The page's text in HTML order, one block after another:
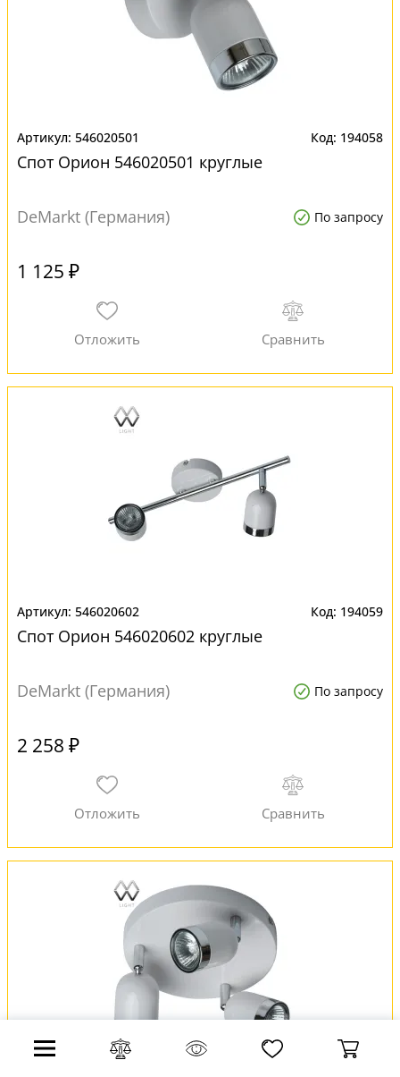
546020501 194058
Спот Орион 546020501 круглые
DeMarkt (Германия) По запросу
1 125 ₽
546020602 194059
Спот Орион 546020602 круглые
DeMarkt (Германия) По запросу
2 258 ₽